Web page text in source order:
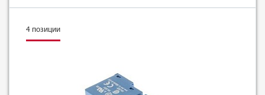
4 позиции